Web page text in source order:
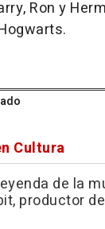
Ron y
Cultura
de la
productor